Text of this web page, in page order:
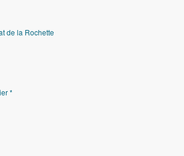
de la Rochette
*